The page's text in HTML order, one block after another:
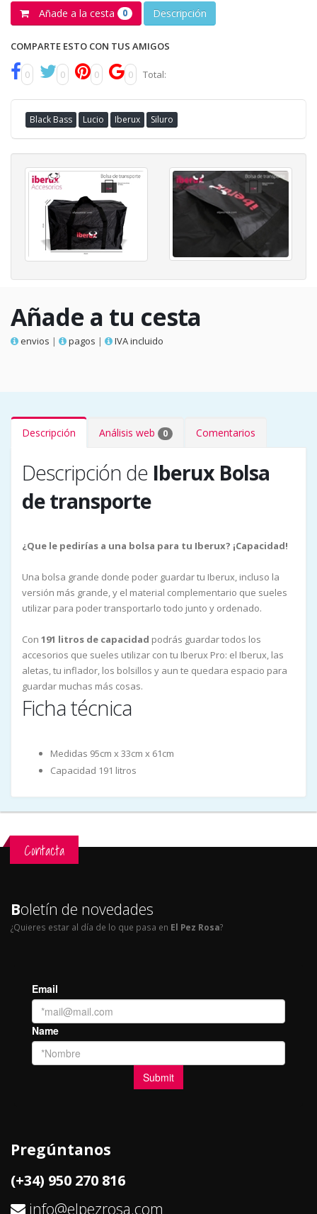
Añade a la cesta 0 Descripción
COMPARTE ESTO CON TUS AMIGOS
0 0 0 0 Total:
Black Bass Lucio Iberux Siluro
Añade a tu cesta
envios | pagos | IVA incluido
Descripción Análisis web 0 Comentarios
Descripción de Iberux Bolsa
de transporte
¿Que le pedirías a una bolsa para tu Iberux? ¡Capacidad!
Una bolsa grande donde poder guardar tu Iberux, incluso la
versión más grande, y el material complementario que sueles
utilizar para poder transportarlo todo junto y ordenado.
Con 191 litros de capacidad podrás guardar todos los
accesorios que sueles utilizar con tu Iberux Pro: el Iberux, las
aletas, tu inflador, los bolsillos y aun te quedara espacio para
guardar muchas más cosas.
Ficha técnica
Medidas 95cm x 33cm x 61cm
Capacidad 191 litros
Contacta
Boletín de novedades
¿Quieres estar al día de lo que pasa en El Pez Rosa?
Pregúntanos
(+34) 950 270 816
info@elpezrosa.com